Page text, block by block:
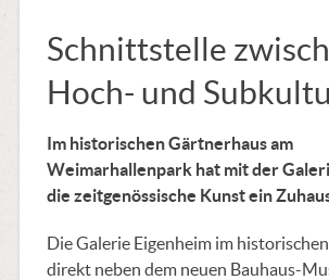
Schnittstelle
Hoch- und
Im historischen Gärtnerhaus am
Weimarhallenpark hat mit der
die zeitgenössische Kunst ein
Die Galerie Eigenheim im
direkt neben dem neuen Bauhaus-